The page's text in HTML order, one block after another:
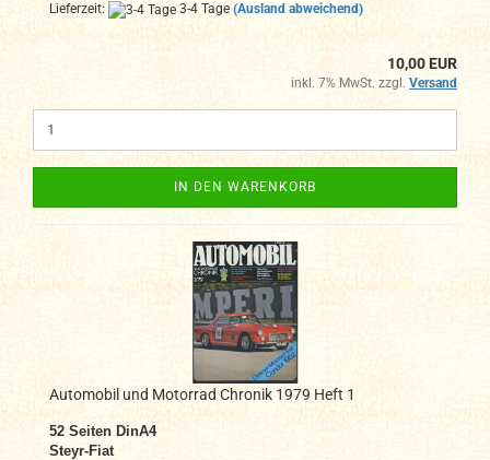
Lieferzeit:
3-4 Tage (Ausland abweichend)
10,00 EUR
inkl. 7% MwSt. zzgl. Versand
IN DEN WARENKORB
Automobil und Motorrad Chronik 1979 Heft 1
52 Seiten DinA4
Steyr-Fiat